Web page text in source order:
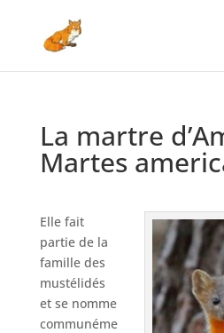
La martre
Martes
Elle fait
partie de la
famille des
mustélidés
et se nomme
communéme